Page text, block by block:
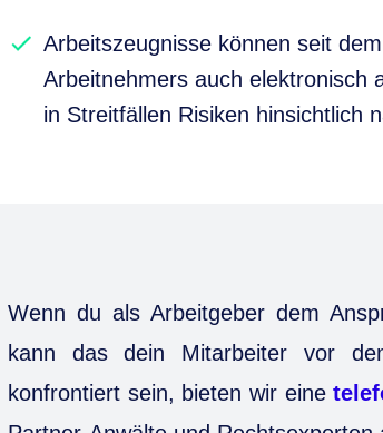
Arbeitszeugnisse können seit
Arbeitnehmers auch elektronisch
in Streitfällen Risiken hinsichtlich
Wenn du als Arbeitgeber dem
kann das dein Mitarbeiter vor
konfrontiert sein, bieten wir eine